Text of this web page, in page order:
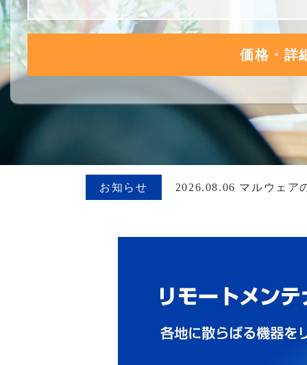
価格・詳
お知らせ 2026.08.06 マルウェア